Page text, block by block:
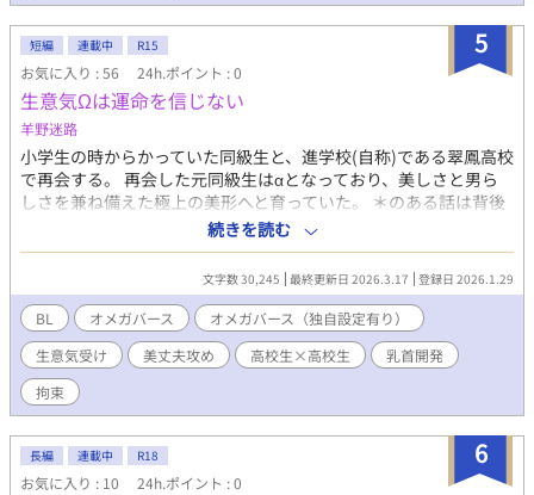
5
短編 連載中 R15
お気に入り : 56 24h.ポイント : 0
生意気Ωは運命を信じない
羊野迷路
小学生の時からかっていた同級生と、進学校(自称)である翠鳳高校
で再会する。 再会した元同級生はαとなっており、美しさと男ら
しさを兼ね備えた極上の美形へと育っていた。 ＊のある話は背後
注意かもしれません。 独自設定ありなので1話目のオメガバース
の設定を読んでから進んでいただけると理解しやすいかと思いま
す。 読むのが面倒という方は、 1、Ωは劣っているわけではない
2、αかΩかは2つの数値によりβから分かれる 3、Ωは高校生以上に
発覚する事が多い この3つを覚えておくと、ここでは大体大丈夫
だと思われます。 独自設定部分は少しいじる事があるかもしれま
せんが、楽しんで頂けると幸いです。 追記 受けと攻めがくっつく
のはまだ先になりますので、まったりお待ちください。
続きを読む
文字数 30,245 最終更新日 2026.3.17 登録日 2026.1.29
BL オメガバース
オメガバース（独自設定有り）
生意気受け
美丈夫攻め 高校生×高校生
乳首開発
拘束
6
長編 連載中 R18
お気に入り : 10 24h.ポイント : 0